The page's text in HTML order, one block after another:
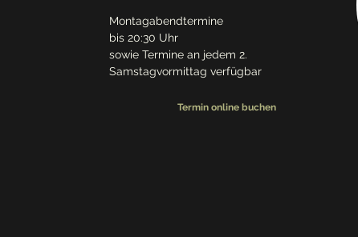
Montagabendtermine
bis 20:30 Uhr
sowie Termine an jedem 2.
Samstagvormittag verfügbar
Termin online buchen